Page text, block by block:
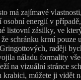
má zajímavé vlastnosti, co
energií v případě, že do
zásilky, ve kterých si lidé sdělují
že schránku krmí
bych stěhování do schránky nedoporučovala, ta schránka
už si osvojila náladu
na vizuální stránce
krabici, můžete ji vidět